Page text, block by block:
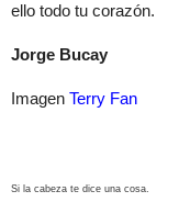
ello todo tu corazón.
Jorge Bucay
Imagen Terry Fan
Si la cabeza te dice una cosa.